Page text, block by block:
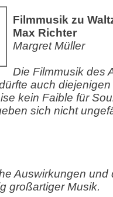
Filmmusik zu
Max Richter
Margret Müller
Die Filmmusik des
auch
kein Faible für
sich nicht
Auswirkungen
großartiger Musik.